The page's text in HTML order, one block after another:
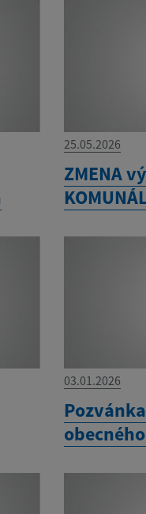
25.05.2026
ZMENA
03.01.2026